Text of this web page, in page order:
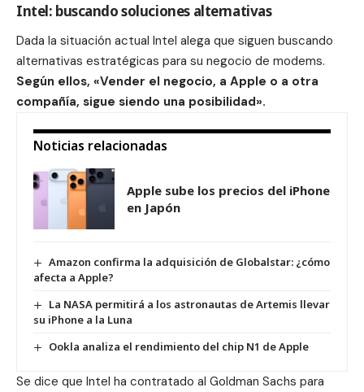
Intel: buscando soluciones alternativas
Dada la situación actual Intel alega que siguen buscando
alternativas estratégicas para su negocio de modems.
Según ellos, «Vender el negocio, a Apple o a otra
compañía, sigue siendo una posibilidad».
Noticias relacionadas
Apple sube los precios del iPhone
en Japón
Amazon confirma la adquisición de Globalstar: ¿cómo
afecta a Apple?
La NASA permitirá a los astronautas de Artemis llevar
su iPhone a la Luna
Ookla analiza el rendimiento del chip N1 de Apple
Se dice que Intel ha contratado al Goldman Sachs para